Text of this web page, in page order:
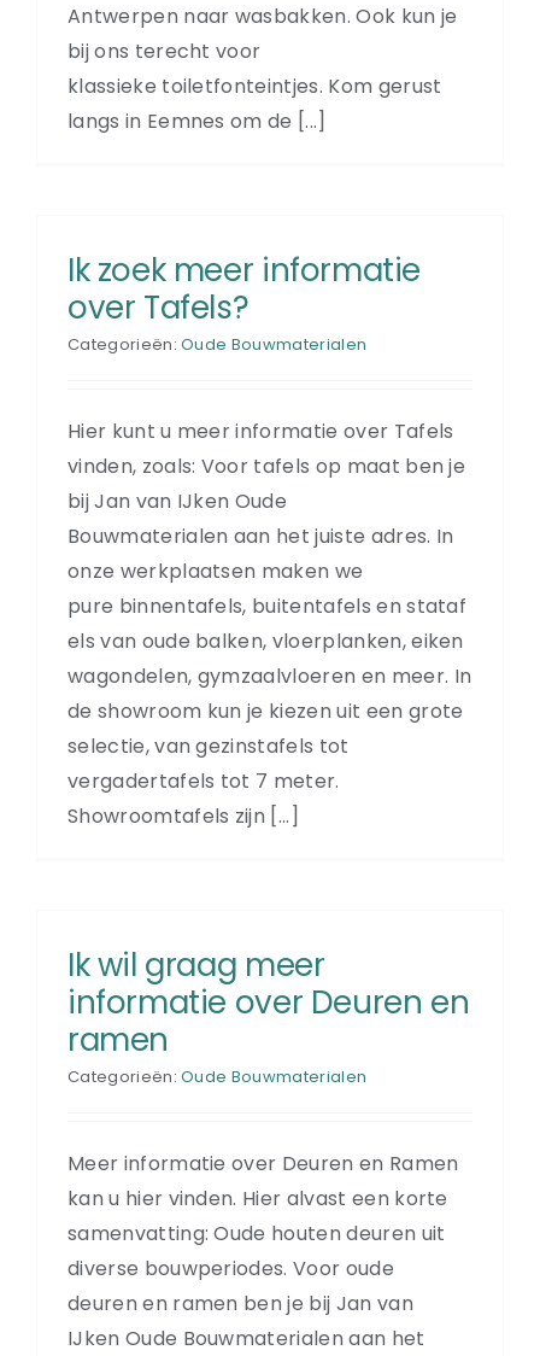
Antwerpen naar wasbakken. Ook kun je
bij ons terecht voor
klassieke toiletfonteintjes. Kom gerust
langs in Eemnes om de [...]
Ik zoek meer informatie
over Tafels?
Categorieën:Oude Bouwmaterialen
Hier kunt u meer informatie over Tafels
vinden, zoals: Voor tafels op maat ben je
bij Jan van IJken Oude
Bouwmaterialen aan het juiste adres. In
onze werkplaatsen maken we
pure binnentafels, buitentafels en stataf
els van oude balken, vloerplanken, eiken
wagondelen, gymzaalvloeren en meer. In
de showroom kun je kiezen uit een grote
selectie, van gezinstafels tot
vergadertafels tot 7 meter.
Showroomtafels zijn [...]
Ik wil graag meer
informatie over Deuren en
ramen
Categorieën:Oude Bouwmaterialen
Meer informatie over Deuren en Ramen
kan u hier vinden. Hier alvast een korte
samenvatting: Oude houten deuren uit
diverse bouwperiodes. Voor oude
deuren en ramen ben je bij Jan van
IJken Oude Bouwmaterialen aan het